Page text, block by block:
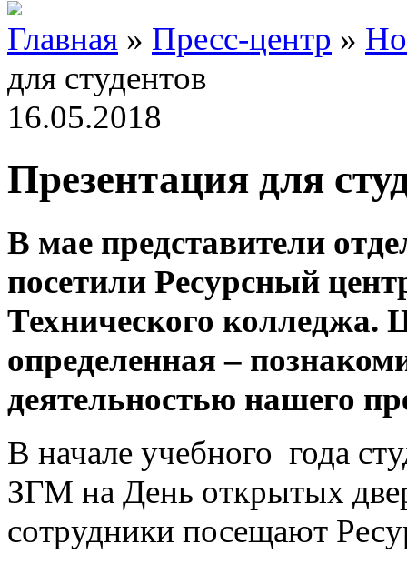
Главная » Пресс-центр »
для студентов
16.05.2018
Презентация для
В мае представители
посетили Ресурсный
Технического колледжа.
определенная –
деятельностью нашего
В начале учебного года
ЗГМ на День открытых
сотрудники посещают